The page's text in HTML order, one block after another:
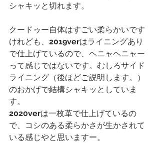
シャキッと切れます。
クードゥー自体はすごい柔らかいです
けれども、 2019verはライニングあり
で仕上げているので、ヘニャヘニャー
って感じではないです。むしろサイド
ライニング（後ほどご説明します。）
のおかげで結構シャキッとしていま
す。
2020verは一枚革で仕上げているの
で、コシのある柔らかさが生かされて
いる感じやと思いますー。